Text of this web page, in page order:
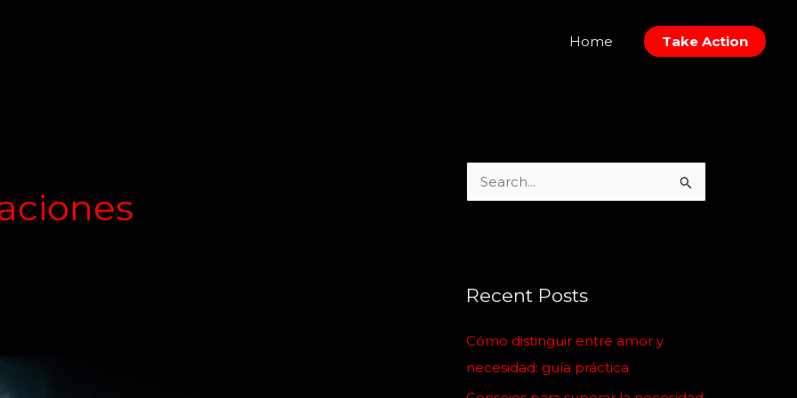
Home Take Action
c
f
o
Recent Posts
Cómo distinguir entre amor y
necesidad: guía práctica